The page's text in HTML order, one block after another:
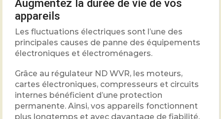
Augmentez la durée de vie de vos
appareils
Les fluctuations électriques sont l’une des
principales causes de panne des équipements
électroniques et électroménagers.
Grâce au régulateur ND WVR, les moteurs,
cartes électroniques, compresseurs et circuits
internes bénéficient d’une protection
permanente. Ainsi, vos appareils fonctionnent
plus longtemps et avec davantage de fiabilité.